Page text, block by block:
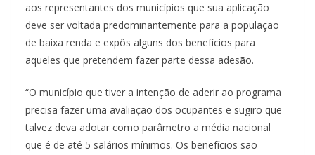
aos representantes dos municípios que sua aplicação
deve ser voltada predominantemente para a população
de baixa renda e expôs alguns dos benefícios para
aqueles que pretendem fazer parte dessa adesão.
“O município que tiver a intenção de aderir ao programa
precisa fazer uma avaliação dos ocupantes e sugiro que
talvez deva adotar como parâmetro a média nacional
que é de até 5 salários mínimos. Os benefícios são